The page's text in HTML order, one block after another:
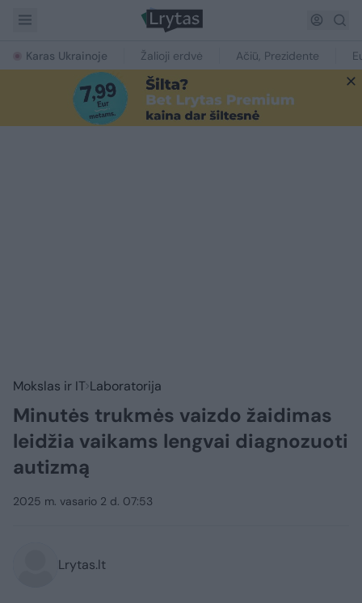
Karas Ukrainoje Žalioji erdvė Ačiū, Prezidente
Mokslas ir IT Laboratorija
Minutės trukmės vaizdo žaidimas
leidžia vaikams lengvai diagnozuoti
autizmą
2025 m. vasario 2 d. 07:53
Lrytas.lt